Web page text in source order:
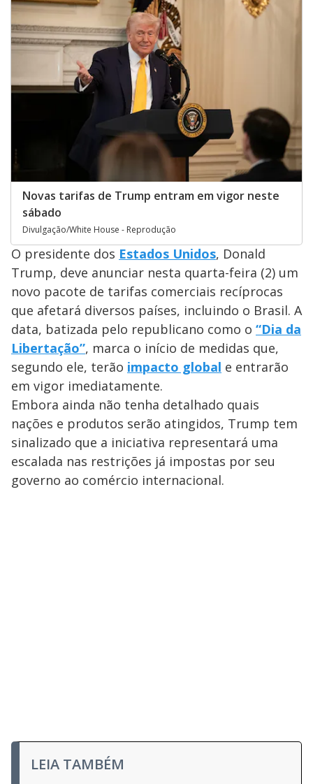
Novas tarifas de Trump entram em vigor neste
sábado
Divulgação/White House - Reprodução
O presidente dos Estados Unidos, Donald
Trump, deve anunciar nesta quarta-feira (2) um
novo pacote de tarifas comerciais recíprocas
que afetará diversos países, incluindo o Brasil. A
data, batizada pelo republicano como o “Dia da
Libertação”, marca o início de medidas que,
segundo ele, terão impacto global e entrarão
em vigor imediatamente.
Embora ainda não tenha detalhado quais
nações e produtos serão atingidos, Trump tem
sinalizado que a iniciativa representará uma
escalada nas restrições já impostas por seu
governo ao comércio internacional.
LEIA TAMBÉM